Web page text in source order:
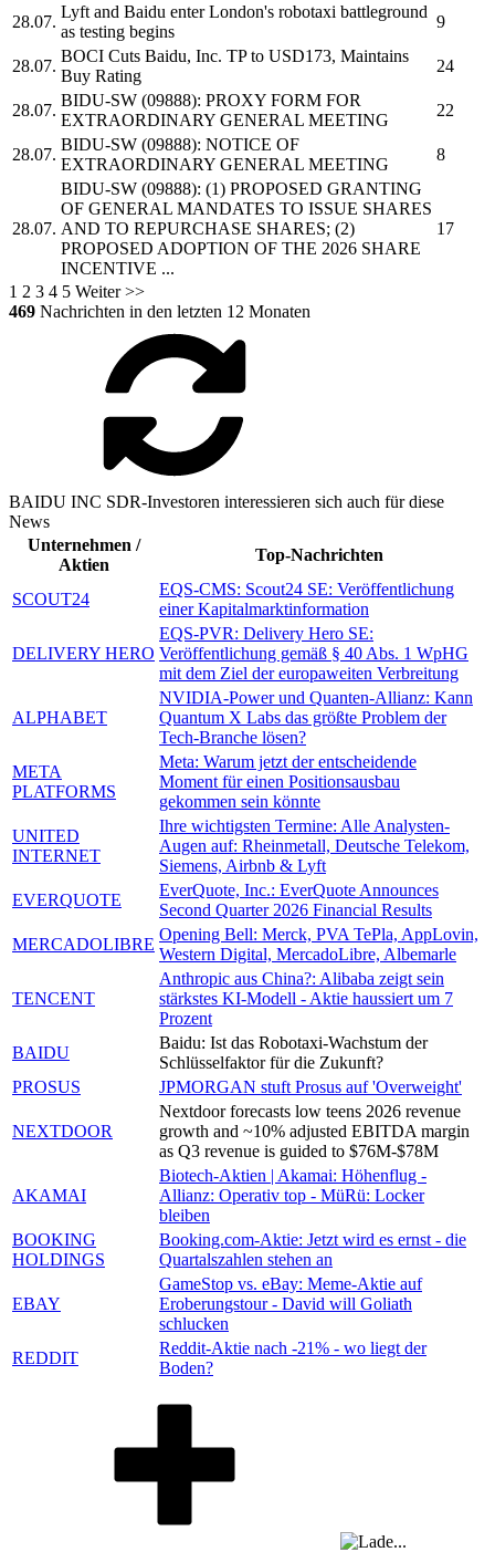
28.07.
Lyft and Baidu enter London's robotaxi battleground
as testing begins
9
28.07.
BOCI Cuts Baidu, Inc. TP to USD173, Maintains
Buy Rating
24
28.07.
BIDU-SW (09888): PROXY FORM FOR
EXTRAORDINARY GENERAL MEETING
22
28.07.
BIDU-SW (09888): NOTICE OF
EXTRAORDINARY GENERAL MEETING
8
28.07.
BIDU-SW (09888): (1) PROPOSED GRANTING
OF GENERAL MANDATES TO ISSUE SHARES
AND TO REPURCHASE SHARES; (2)
PROPOSED ADOPTION OF THE 2026 SHARE
INCENTIVE ...
17
1 2 3 4 5 Weiter >>
469 Nachrichten in den letzten 12 Monaten
BAIDU INC SDR-Investoren interessieren sich auch für diese
News
Unternehmen /
Aktien
Top-Nachrichten
SCOUT24
EQS-CMS: Scout24 SE: Veröffentlichung
einer Kapitalmarktinformation
DELIVERY HERO
EQS-PVR: Delivery Hero SE:
Veröffentlichung gemäß § 40 Abs. 1 WpHG
mit dem Ziel der europaweiten Verbreitung
ALPHABET
NVIDIA-Power und Quanten-Allianz: Kann
Quantum X Labs das größte Problem der
Tech-Branche lösen?
META
PLATFORMS
Meta: Warum jetzt der entscheidende
Moment für einen Positionsausbau
gekommen sein könnte
UNITED
INTERNET
Ihre wichtigsten Termine: Alle Analysten-
Augen auf: Rheinmetall, Deutsche Telekom,
Siemens, Airbnb & Lyft
EVERQUOTE
EverQuote, Inc.: EverQuote Announces
Second Quarter 2026 Financial Results
MERCADOLIBRE
Opening Bell: Merck, PVA TePla, AppLovin,
Western Digital, MercadoLibre, Albemarle
TENCENT
Anthropic aus China?: Alibaba zeigt sein
stärkstes KI-Modell - Aktie haussiert um 7
Prozent
BAIDU
Baidu: Ist das Robotaxi-Wachstum der
Schlüsselfaktor für die Zukunft?
PROSUS
JPMORGAN stuft Prosus auf 'Overweight'
NEXTDOOR
Nextdoor forecasts low teens 2026 revenue
growth and ~10% adjusted EBITDA margin
as Q3 revenue is guided to $76M-$78M
AKAMAI
Biotech-Aktien | Akamai: Höhenflug -
Allianz: Operativ top - MüRü: Locker
bleiben
BOOKING
HOLDINGS
Booking.com-Aktie: Jetzt wird es ernst - die
Quartalszahlen stehen an
EBAY
GameStop vs. eBay: Meme-Aktie auf
Eroberungstour - David will Goliath
schlucken
REDDIT
Reddit-Aktie nach -21% - wo liegt der
Boden?